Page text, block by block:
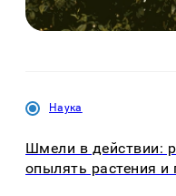
Наука
Шмели в действии:
опылять растения и